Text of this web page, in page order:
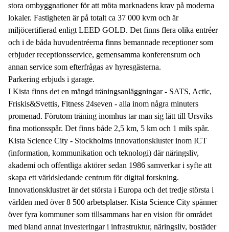
stora ombyggnationer för att möta marknadens krav på moderna
lokaler. Fastigheten är på totalt ca 37 000 kvm och är
miljöcertifierad enligt LEED GOLD. Det finns flera olika entréer
och i de båda huvudentréerna finns bemannade receptioner som
erbjuder receptionsservice, gemensamma konferensrum och
annan service som efterfrågas av hyresgästerna.
Parkering erbjuds i garage.
I Kista finns det en mängd träningsanläggningar - SATS, Actic,
Friskis&Svettis, Fitness 24seven - alla inom några minuters
promenad. Förutom träning inomhus tar man sig lätt till Ursviks
fina motionsspår. Det finns både 2,5 km, 5 km och 1 mils spår.
Kista Science City - Stockholms innovationskluster inom ICT
(information, kommunikation och teknologi) där näringsliv,
akademi och offentliga aktörer sedan 1986 samverkar i syfte att
skapa ett världsledande centrum för digital forskning.
Innovationsklustret är det största i Europa och det tredje största i
världen med över 8 500 arbetsplatser. Kista Science City spänner
över fyra kommuner som tillsammans har en vision för området
med bland annat investeringar i infrastruktur, näringsliv, bostäder